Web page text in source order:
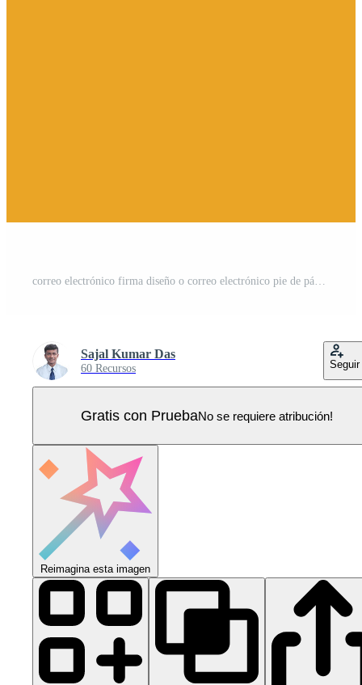
correo electrónico firma diseño o correo electrónico pie de página diseño y personal Facebook cubrir diseño modelo Vector Pro
Sajal Kumar Das
60 Recursos Seguir
Gratis con PruebaNo se requiere atribución!
Reimagina esta imagen